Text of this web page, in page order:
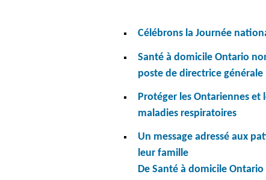
Célébrons la Journée
Santé à domicile Ontario
poste de directrice générale
Protéger les Ontariennes et
maladies respiratoires
Un message adressé aux
leur famille
De Santé à domicile Ontario